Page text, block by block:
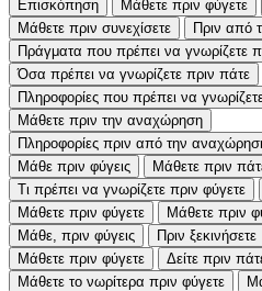
Επισκόπηση Μάθετε πριν φύγετε
Μάθετε πριν συνεχίσετε
Πριν από
Πράγματα που πρέπει να γνωρίζετε
Όσα πρέπει να γνωρίζετε πριν πάτε
Πληροφορίες που πρέπει να
Μάθετε πριν την αναχώρηση
Πληροφορίες πριν από την
Μάθε πριν φύγεις
Μάθετε πριν
Τι πρέπει να γνωρίζετε πριν φύγετε
Μάθετε πριν φύγετε
Μάθετε πριν
Μάθε, πριν φύγεις
Πριν ξεκινήσετε
Μάθετε πριν φύγετε
Δείτε πριν
Μάθετε το νωρίτερα πριν φύγετε